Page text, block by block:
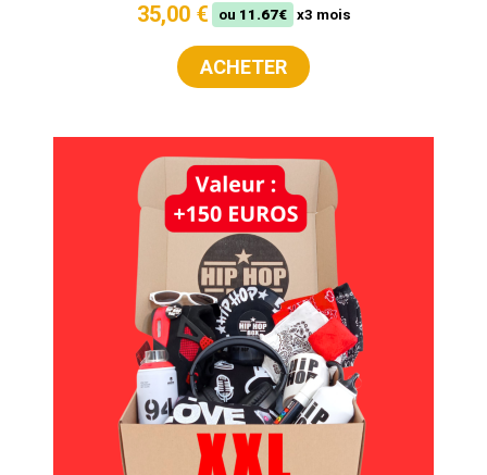
35,00 € ou 11.67€ x3 mois
ACHETER